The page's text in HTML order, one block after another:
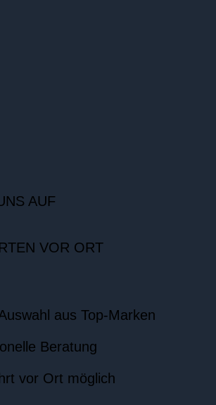
AUF
VOR ORT
aus Top-Marken
Beratung
vor Ort möglich